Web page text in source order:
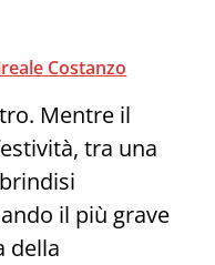
Costanzo
Mentre il
tra una
il più grave
della